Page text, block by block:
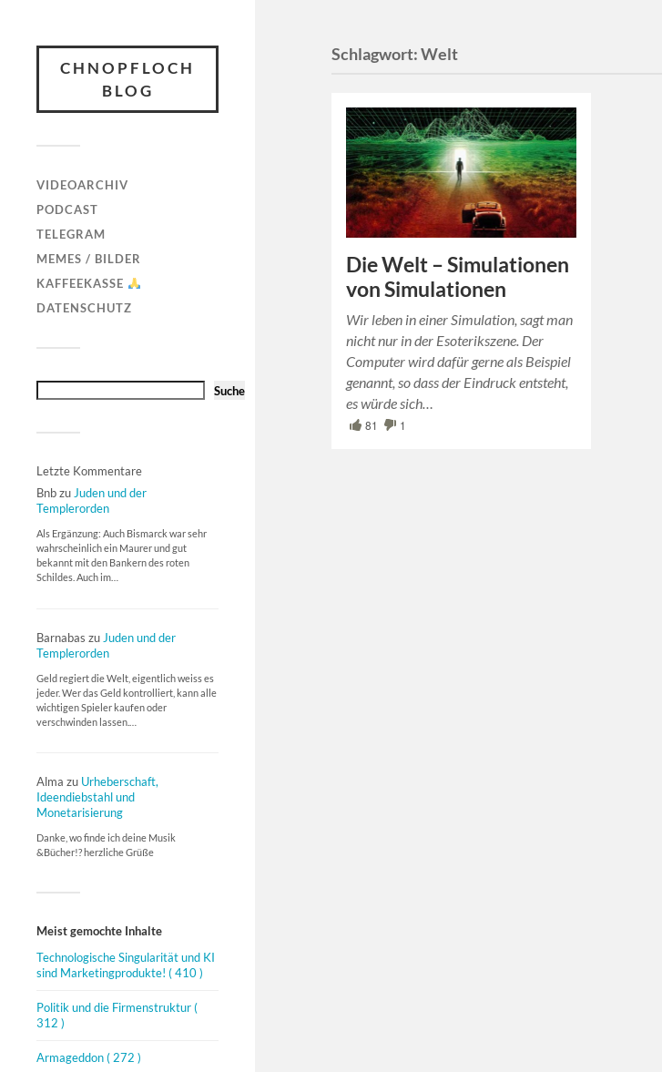
CHNOPFLOCH
BLOG
VIDEOARCHIV
PODCAST
TELEGRAM
MEMES / BILDER
KAFFEEKASSE
DATENSCHUTZ
Suche
Letzte Kommentare
Bnbzu Juden und der
Templerorden
Als Ergänzung: Auch Bismarck war sehr
wahrscheinlich ein Maurer und gut
bekannt mit den Bankern des roten
Schildes. Auch im…
Barnabas zu Juden und der
Templerorden
Geld regiert die Welt, eigentlich weiss es
jeder. Wer das Geld kontrolliert, kann alle
wichtigen Spieler kaufen oder
verschwinden lassen.…
Alma zu Urheberschaft,
Ideendiebstahl und
Monetarisierung
Danke, wo finde ich deine Musik
&Bücher!? herzliche Grüße
Meist gemochte Inhalte
Technologische Singularität und KI
sind Marketingprodukte! ( 410 )
Politik und die Firmenstruktur(
312 )
Armageddon( 272 )
Schlagwort:Welt
Die Welt – Simulationen
von Simulationen
Wir leben in einer Simulation, sagt man
nicht nur in der Esoterikszene. Der
Computer wird dafür gerne als Beispiel
genannt, so dass der Eindruck entsteht,
es würde sich…
81 1